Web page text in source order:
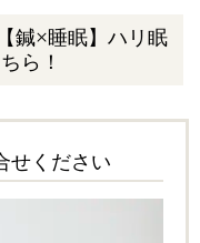
鍼×睡眠】ハリ眠
ら！
せください